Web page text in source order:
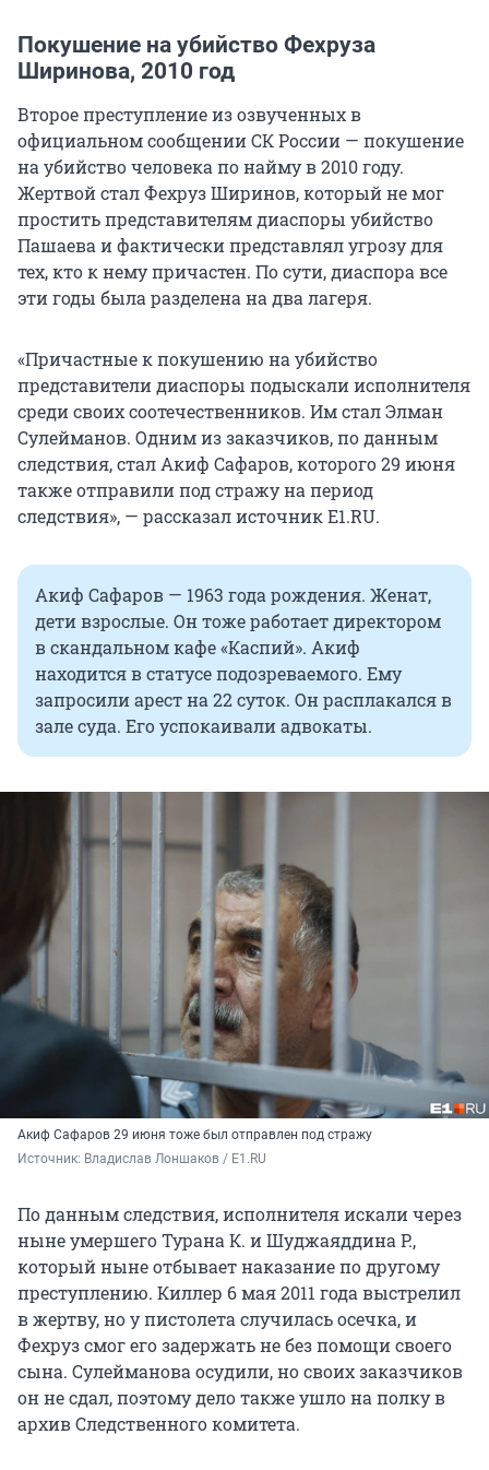
Покушение на убийство Фехруза
Ширинова, 2010 год
Второе преступление из озвученных в
официальном сообщении СК России — покушение
на убийство человека по найму в 2010 году.
Жертвой стал Фехруз Ширинов, который не мог
простить представителям диаспоры убийство
Пашаева и фактически представлял угрозу для
тех, кто к нему причастен. По сути, диаспора все
эти годы была разделена на два лагеря.
«Причастные к покушению на убийство
представители диаспоры подыскали исполнителя
среди своих соотечественников. Им стал Элман
Сулейманов. Одним из заказчиков, по данным
следствия, стал Акиф Сафаров, которого 29 июня
также отправили под стражу на период
следствия», — рассказал источник Е1.RU.
Акиф Сафаров — 1963 года рождения. Женат,
дети взрослые. Он тоже работает директором
в скандальном кафе «Каспий». Акиф
находится в статусе подозреваемого. Ему
запросили арест на 22 суток. Он расплакался в
зале суда. Его успокаивали адвокаты.
Акиф Сафаров 29 июня тоже был отправлен под стражу
Источник: Владислав Лоншаков / E1.RU
По данным следствия, исполнителя искали через
ныне умершегоТурана К. иШуджаяддина Р.,
который ныне отбывает наказание по другому
преступлению. Киллер 6 мая 2011 года выстрелил
в жертву, но у пистолета случилась осечка, и
Фехруз смог его задержать не без помощи своего
сына. Сулейманова осудили, но своих заказчиков
он не сдал, поэтому дело также ушло на полку в
архив Следственного комитета.